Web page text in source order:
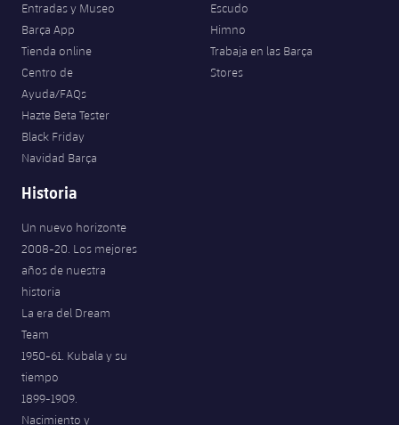
Entradas y Museo
Barça App
Tienda online
Centro de
Ayuda/FAQs
Hazte Beta Tester
Black Friday
Navidad Barça
Escudo
Himno
Trabaja en las Barça
Stores
Historia
Un nuevo horizonte
2008-20. Los mejores
años de nuestra
historia
La era del Dream
Team
1950-61. Kubala y su
tiempo
1899-1909.
Nacimiento y